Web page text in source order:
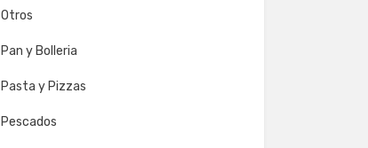
Otros
Pan y Bolleria
Pasta y Pizzas
Pescados